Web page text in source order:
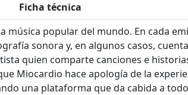
Ficha técnica
música popular del mundo. En cada
sonora y, en algunos casos,
quien comparte canciones e
Miocardio hace apología de la
una plataforma que da cabida a